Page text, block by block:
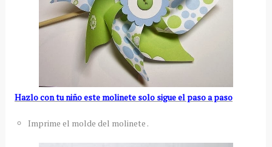
Hazlo con tu niño este molinete solo sigue el paso a paso
Imprime el molde del molinete .